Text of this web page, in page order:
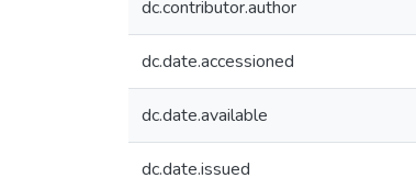
dc.contributor.author
dc.date.accessioned
dc.date.available
dc.date.issued